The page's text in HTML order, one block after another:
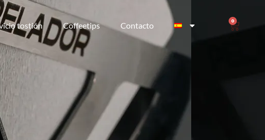
tostión Coffeetips Contacto 0